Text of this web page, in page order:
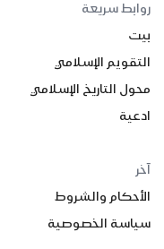
روابط سريعة
بيت
التقويم الإسلامي
محول التاريخ الإسلامي
ادعية
آخر
الأحكام والشروط
سياسة الخصوصية